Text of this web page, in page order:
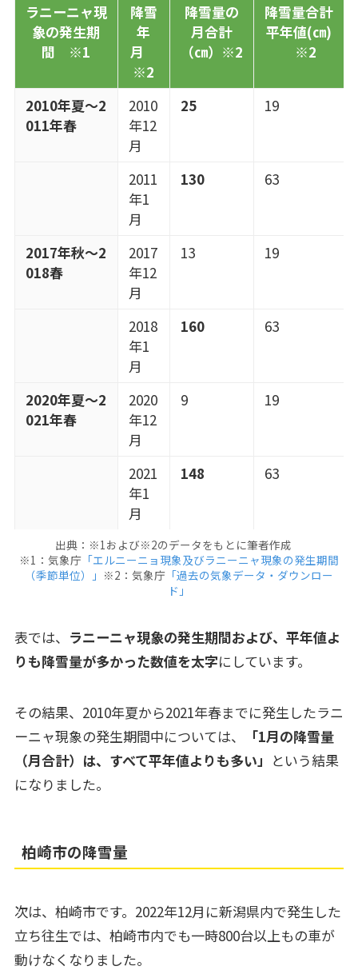
ラニーニャ現
象の発生期
間 ※1
降雪
年
月
※2
降雪量の
月合計
（㎝）※2
降雪量合計
平年値(㎝)
※2
2010年夏～2
011年春
2010
年12
月
25 19
2011
年1
月
130 63
2017年秋～2
018春
2017
年12
月
13 19
2018
年1
月
160 63
2020年夏～2
021年春
2020
年12
月
9 19
2021
年1
月
148 63
出典：※1および※2のデータをもとに筆者作成
※1：気象庁 「エルニーニョ現象及びラニーニャ現象の発生期間
（季節単位）」 ※2：気象庁 「過去の気象データ・ダウンロー
ド」
表では、 ラニーニャ現象の発生期間および、平年値よ
りも降雪量が多かった数値を太字にしています。
その結果、2010年夏から2021年春までに発生したラニ
ーニャ現象の発生期間中については、
「1月の降雪量
（月合計）は、すべて平年値よりも多い」 という結果
になりました。
柏崎市の降雪量
次は、柏崎市です。2022年12月に新潟県内で発生した
立ち往生では、柏崎市内でも一時800台以上もの車が
動けなくなりました。